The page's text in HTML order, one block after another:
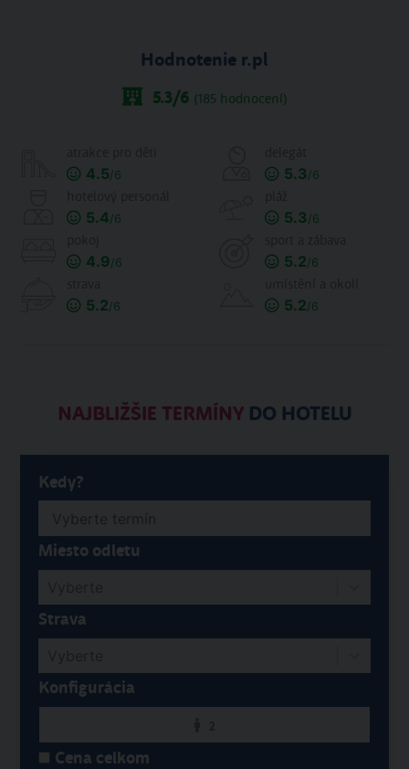
Hodnotenie r.pl
5.3/6 (185 hodnocení)
4.5/6 5.3/6
5.4/6 5.3/6
4.9/6 5.2/6
5.2/6 5.2/6
NAJBLIŽŠIE TERMÍNYDO HOTELU
Kedy?
Miesto odletu
Strava
Konfigurácia
Cena celkom